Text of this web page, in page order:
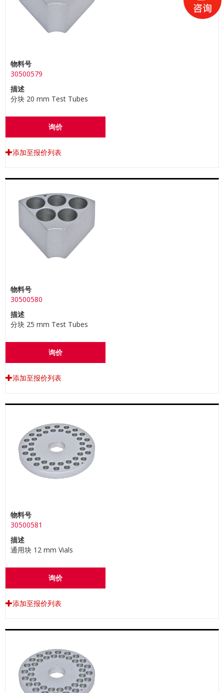
物料号
30500579
描述
分块 20 mm Test Tubes
询价
添加至报价列表
物料号
30500580
描述
分块 25 mm Test Tubes
询价
添加至报价列表
物料号
30500581
描述
通用块 12 mm Vials
询价
添加至报价列表